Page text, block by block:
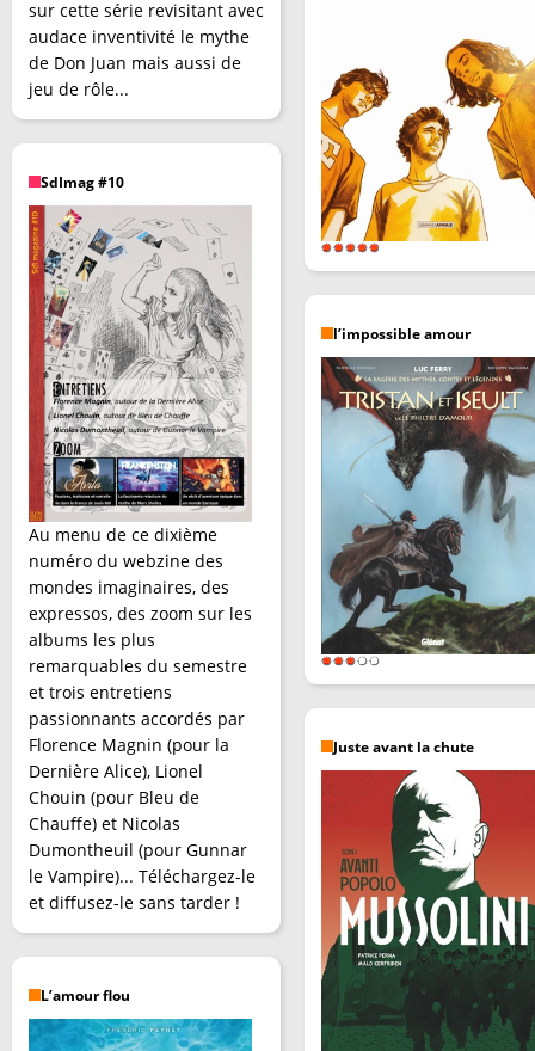
sur cette série revisitant avec
audace inventivité le mythe
de Don Juan mais aussi de
jeu de rôle...
SdImag #10
Au menu de ce dixième
numéro du webzine des
mondes imaginaires, des
expressos, des zoom sur les
albums les plus
remarquables du semestre
et trois entretiens
passionnants accordés par
Florence Magnin (pour la
Dernière Alice), Lionel
Chouin (pour Bleu de
Chauffe) et Nicolas
Dumontheuil (pour Gunnar
le Vampire)... Téléchargez-le
et diffusez-le sans tarder !
L’amour flou
l’impossible amour
Juste avant la chute